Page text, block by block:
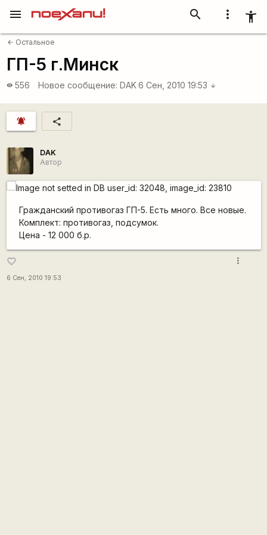
more_vert accessibility_new
search
menu
arrow_back Остальное
ГП-5 г.Минск
visibility 556 Новое сообщение: DAK 6 Сен, 2010 19:53 arrow_downward
notifications_active share
DAK
Автор
Гражданский противогаз ГП-5. Есть много. Все новые.
Комплект: противогаз, подсумок.
Цена - 12 000 б.р.
favorite_border
6 Сен, 2010 19:53
more_vert